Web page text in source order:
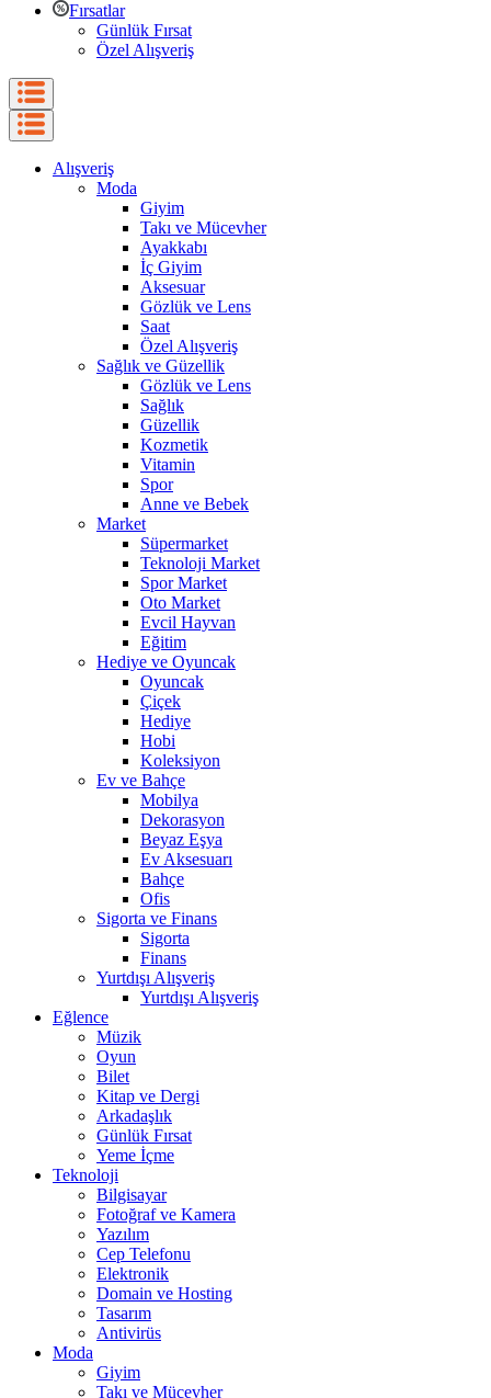
Fırsatlar
Günlük Fırsat
Özel Alışveriş
Alışveriş
Moda
Giyim
Takı ve Mücevher
Ayakkabı
İç Giyim
Aksesuar
Gözlük ve Lens
Saat
Özel Alışveriş
Sağlık ve Güzellik
Gözlük ve Lens
Sağlık
Güzellik
Kozmetik
Vitamin
Spor
Anne ve Bebek
Market
Süpermarket
Teknoloji Market
Spor Market
Oto Market
Evcil Hayvan
Eğitim
Hediye ve Oyuncak
Oyuncak
Çiçek
Hediye
Hobi
Koleksiyon
Ev ve Bahçe
Mobilya
Dekorasyon
Beyaz Eşya
Ev Aksesuarı
Bahçe
Ofis
Sigorta ve Finans
Sigorta
Finans
Yurtdışı Alışveriş
Yurtdışı Alışveriş
Eğlence
Müzik
Oyun
Bilet
Kitap ve Dergi
Arkadaşlık
Günlük Fırsat
Yeme İçme
Teknoloji
Bilgisayar
Fotoğraf ve Kamera
Yazılım
Cep Telefonu
Elektronik
Domain ve Hosting
Tasarım
Antivirüs
Moda
Giyim
Takı ve Mücevher